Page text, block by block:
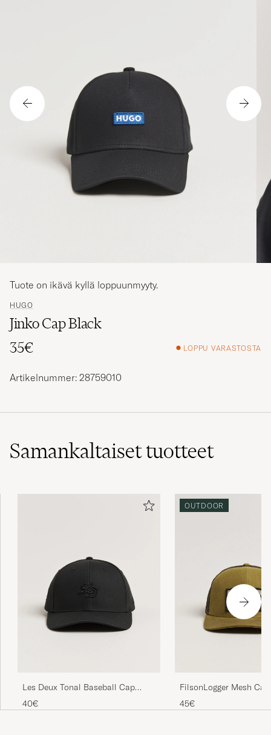
HUGO
Jinko Cap Black
35€
LOPPU VARASTOSTA
Tuote on ikävä kyllä loppuunmyyty.
Artikelnummer: 28759010
Samankaltaisettuotteet
Les Deux Tonal Baseball Cap
Black
40€
OUTDOOR
FilsonLogger Mesh
45€